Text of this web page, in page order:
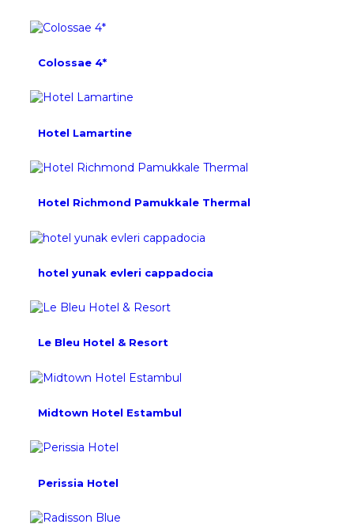
Colossae 4*
Hotel Lamartine
Hotel Richmond Pamukkale Thermal
hotel yunak evleri cappadocia
Le Bleu Hotel & Resort
Midtown Hotel Estambul
Perissia Hotel